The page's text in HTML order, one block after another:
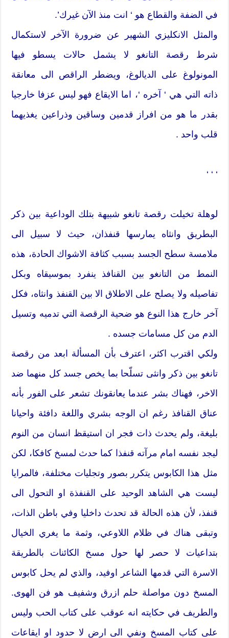
في الضفة والقطاع هو ‘ انت منذ الآن غيرك’.
والمثل الانكليزي الشهير عن ضرورة الآخر لاستكمال
شرط رقصة التانغو لا يشمل حالات يسطو فيها
المونولوغ على الديالوغ، ويضطر الراقص الى معانقة
ذاته التي هي ‘ آخره ‘، اما الايقاع فهو ليس عزفا خارجيا
بقدر ما هو من افراز قدمين وساقين وذراعين يغذيهما
قلب واحد .
‘ ‘ ‘
لوهلة تخيلت رقصة تانغو شبيهة بتلك الوداعية بين ذكر
البطريق وانثاه يمارسها قنفذان، حيث لا سبيل الى
ملامسة سطح الجسد بسبب كثافة الاشواك الحادة، هذه
النمط من التانغو بين القنافذ ينفرد بموسيقاه وبكل
تفاصيله ولا يصلح على الاطلاق الا بين القنفذ وانثاه، فكل
آخر خارج هذا النوع هو ضحية الرقصة التي تدميه وتسيل
الدم من كل مسامات جسده .
ولكي اقترب اكثر، اعترف بأن المسألة ابعد من رقصة
تانغو بين ذكر وانثى تسلّحا بما يخص جسد كل منهما ضد
الاخر، فهناك بشر عندما يعانقونك تشعر على الفور بأنه
عناق القنافذ رغم ان الوجه بشري واللغة دافئة واحيانا
بليغة، ولم يحدث ذات فجر ان استيقظ انسان من النوم
ليجد نفسه امام مرآته قنفذا كما حدث لمسخ كافكا، لكن
مثل هذا الكابوس يتكرر بصور وتجليات مختلفة، فالمرايا
ليست هي الشاهد الوحيد على القنفذة او التحول الى
قنفذ، لأن هذه الحالة قد تحدث داخليا وفي باطن الذات،
وتبقى هناك في ظلام اللاوعي، وثمة ما يغري الخيال
بتداعيات لا حصر لها حول مسخ الكائنات بالطريقة
الاسرة التي قدمها الشاعر اوفيد، والذي لم يحل كابوس
المسخ دون مواصلة حلم ازرق وشفيف هو فن الهوى.
والطريف في حكايته انه عوقب على كتاب الحب وليس
على كتاب المسخ ونفي الى ارض لا حدود او ايقاعات